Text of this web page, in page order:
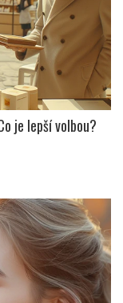
je lepší volbou?